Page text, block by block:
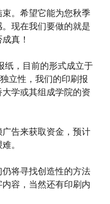
。希望它能为您秋季
现在我们要做的就是
真！
纸，目前的形式成立于
立性，我们的印刷报
学或其组成学院的资
告来获取资金，预计
。
将寻找创造性的方法
容，当然还有印刷内